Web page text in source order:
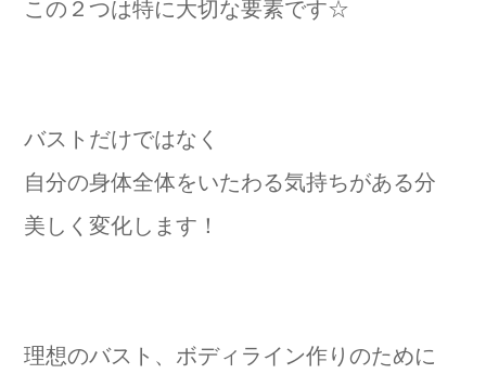
この２つは特に大切な要素です☆
バストだけではなく
自分の身体全体をいたわる気持ちがある分
美しく変化します！
理想のバスト、ボディライン作りのために